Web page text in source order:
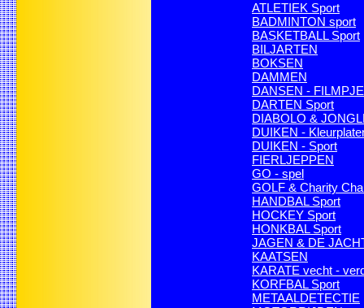
ATLETIEK Sport
BADMINTON sport
BASKETBALL Sport
BILJARTEN
BOKSEN
DAMMEN
DANSEN -
DARTEN Sport
DIABOLO &
DUIKEN -
DUIKEN - Sport
FIERLJEPPEN
GO - spel
GOLF & Charity
HANDBAL Sport
HOCKEY Sport
HONKBAL Sport
JAGEN & DE
KAATSEN
KARATE vecht -
KORFBAL Sport
METAALDETECTIE